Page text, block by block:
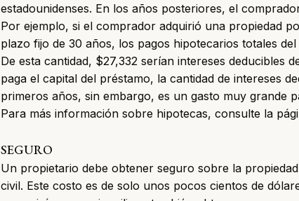
estadounidenses. En los años posteriores, el
Por ejemplo, si el comprador adquirió una propiedad
plazo fijo de 30 años, los pagos hipotecarios totales
De esta cantidad, $27,332 serían intereses deducibles
paga el capital del préstamo, la cantidad de intereses
primeros años, sin embargo, es un gasto muy grande
Para más información sobre hipotecas, consulte la
SEGURO
Un propietario debe obtener seguro sobre la
civil. Este costo es de solo unos pocos cientos de